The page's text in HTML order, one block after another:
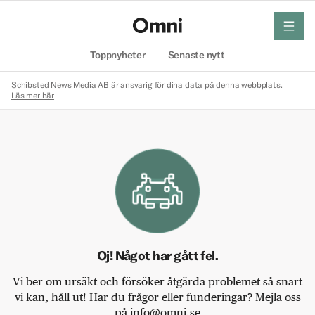
Toppnyheter Senaste nytt
meny
Schibsted News Media AB är ansvarig för dina data på denna webbplats.
Läs mer här
Oj! Något har gått fel.
Vi ber om ursäkt och försöker åtgärda problemet så snart
vi kan, håll ut! Har du frågor eller funderingar? Mejla oss